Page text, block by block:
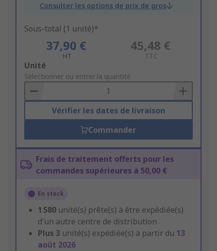
Consulter les options de prix de gros
Sous-total (1 unité)*
37,90 €
HT
45,48 €
TTC
Add
to
Basket
Unité
Sélectionner ou entrer la quantité
Vérifier les dates de livraison
Commander
Frais de traitement offerts pour les
commandes supérieures à 50,00 €
En stock
1 580 unité(s) prête(s) à être expédiée(s)
d'un autre centre de distribution
Plus 3 unité(s) expédiée(s) à partir du 13
août 2026